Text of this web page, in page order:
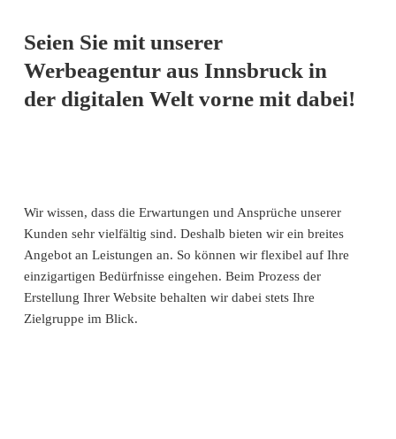
Seien Sie mit unserer
Werbeagentur aus Innsbruck in
der digitalen Welt vorne mit dabei!
Wir wissen, dass die Erwartungen und Ansprüche unserer
Kunden sehr vielfältig sind. Deshalb bieten wir ein breites
Angebot an Leistungen an. So können wir flexibel auf Ihre
einzigartigen Bedürfnisse eingehen. Beim Prozess der
Erstellung Ihrer Website behalten wir dabei stets Ihre
Zielgruppe im Blick.